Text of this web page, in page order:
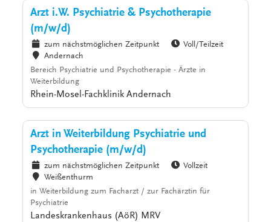
Arzt i.W. Psychiatrie & Psychotherapie
(m/w/d)
zum nächstmöglichen Zeitpunkt
Voll/Teilzeit
Andernach
Bereich Psychiatrie und Psychotherapie - Ärzte in
Weiterbildung
Rhein-Mosel-Fachklinik Andernach
Arzt in Weiterbildung Psychiatrie und
Psychotherapie (m/w/d)
zum nächstmöglichen Zeitpunkt
Vollzeit
Weißenthurm
in Weiterbildung zum Facharzt / zur Fachärztin für
Psychiatrie
Landeskrankenhaus (AöR) MRV